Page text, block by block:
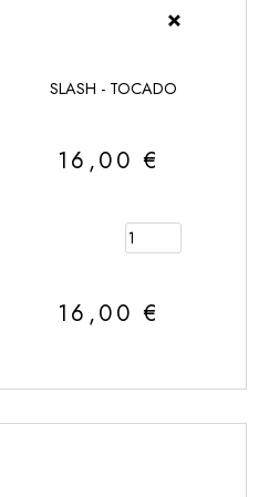
×
SLASH - TOCADO
16,00€
16,00€